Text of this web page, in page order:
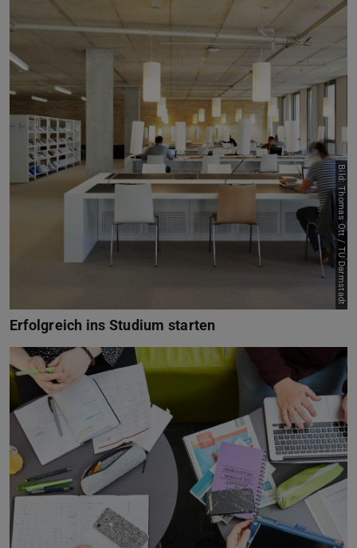
Erfolgreich ins Studium starten
Bild: Thomas Ott / TU Darmstadt